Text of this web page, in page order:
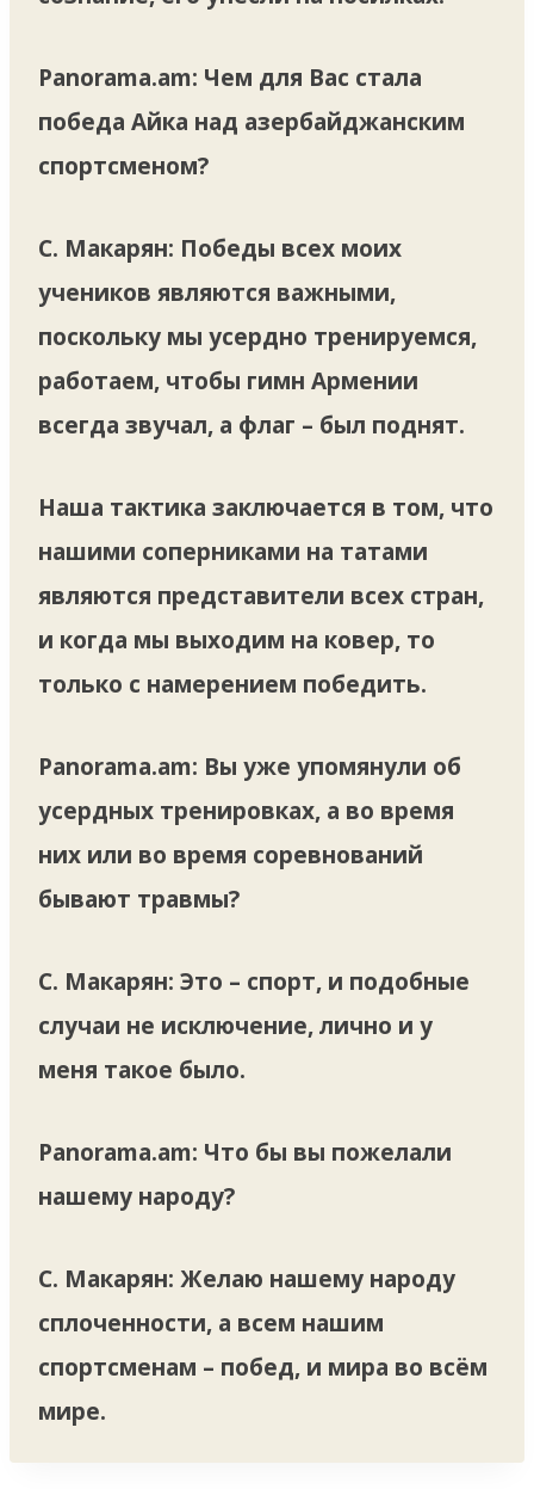
Panorama.am: Чем для Вас стала
победа Айка над азербайджанским
спортсменом?
С. Макарян: Победы всех моих
учеников являются важными,
поскольку мы усердно тренируемся,
работаем, чтобы гимн Армении
всегда звучал, а флаг – был поднят.
Наша тактика заключается в том, что
нашими соперниками на татами
являются представители всех стран,
и когда мы выходим на ковер, то
только с намерением победить.
Panorama.am: Вы уже упомянули об
усердных тренировках, а во время
них или во время соревнований
бывают травмы?
С. Макарян: Это – спорт, и подобные
случаи не исключение, лично и у
меня такое было.
Panorama.am: Что бы вы пожелали
нашему народу?
С. Макарян: Желаю нашему народу
сплоченности, а всем нашим
спортсменам – побед, и мира во всём
мире.